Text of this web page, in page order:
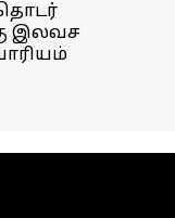
தொடர்
இலவச